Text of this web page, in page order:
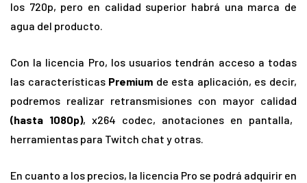
los 720p, pero en calidad superior habrá una marca de
agua del producto.
Con la licencia Pro, los usuarios tendrán acceso a todas
las características Premium de esta aplicación, es decir,
podremos realizar retransmisiones con mayor calidad
(hasta 1080p), x264 codec, anotaciones en pantalla,
herramientas para Twitch chat y otras.
En cuanto a los precios, la licencia Pro se podrá adquirir en